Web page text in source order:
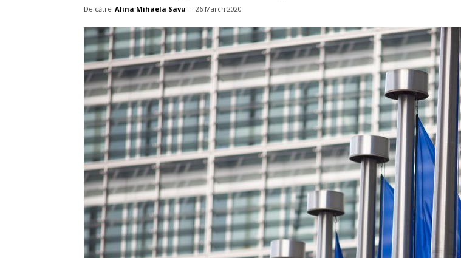
De către Alina Mihaela Savu - 26 March 2020